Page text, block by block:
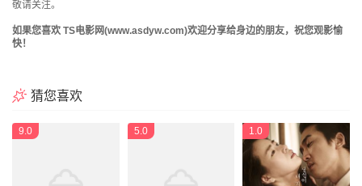
敬请关注。
如果您喜欢 TS电影网(www.asdyw.com)欢迎分享给身边的朋友，祝您观影愉
快！
猜您喜欢
9.0 5.0 1.0